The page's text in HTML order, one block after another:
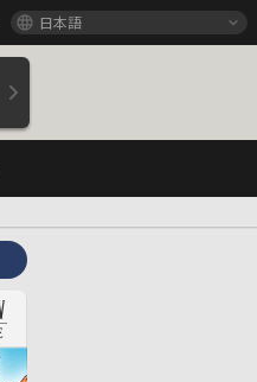
日本語